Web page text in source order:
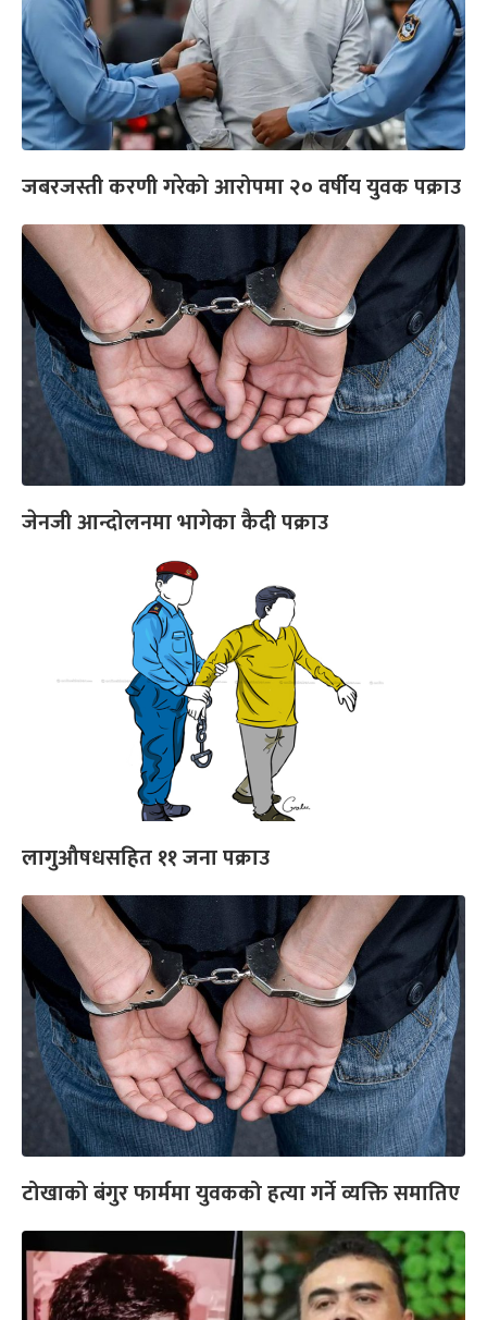
जबरजस्ती करणी गरेको आरोपमा २० वर्षीय युवक पक्राउ
जेनजी आन्दोलनमा भागेका कैदी पक्राउ
लागुऔषधसहित ११ जना पक्राउ
टोखाको बंगुर फार्ममा युवकको हत्या गर्ने व्यक्ति समातिए